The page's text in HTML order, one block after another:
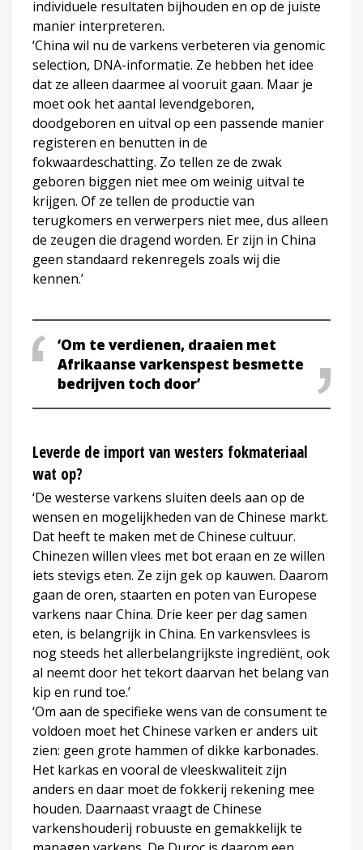
individuele resultaten bijhouden en op de juiste
manier interpreteren.
‘China wil nu de varkens verbeteren via genomic
selection, DNA-informatie. Ze hebben het idee
dat ze alleen daarmee al vooruit gaan. Maar je
moet ook het aantal levendgeboren,
doodgeboren en uitval op een passende manier
registeren en benutten in de
fokwaardeschatting. Zo tellen ze de zwak
geboren biggen niet mee om weinig uitval te
krijgen. Of ze tellen de productie van
terugkomers en verwerpers niet mee, dus alleen
de zeugen die dragend worden. Er zijn in China
geen standaard rekenregels zoals wij die
kennen.’
‘Om te verdienen, draaien met
Afrikaanse varkenspest besmette
bedrijven toch door’
Leverde de import van westers fokmateriaal
wat op?
‘De westerse varkens sluiten deels aan op de
wensen en mogelijkheden van de Chinese markt.
Dat heeft te maken met de Chinese cultuur.
Chinezen willen vlees met bot eraan en ze willen
iets stevigs eten. Ze zijn gek op kauwen. Daarom
gaan de oren, staarten en poten van Europese
varkens naar China. Drie keer per dag samen
eten, is belangrijk in China. En varkensvlees is
nog steeds het allerbelangrijkste ingrediënt, ook
al neemt door het tekort daarvan het belang van
kip en rund toe.’
‘Om aan de specifieke wens van de consument te
voldoen moet het Chinese varken er anders uit
zien: geen grote hammen of dikke karbonades.
Het karkas en vooral de vleeskwaliteit zijn
anders en daar moet de fokkerij rekening mee
houden. Daarnaast vraagt de Chinese
varkenshouderij robuuste en gemakkelijk te